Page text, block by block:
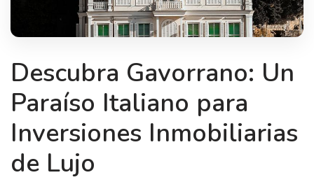
Descubra Gavorrano: Un
Paraíso Italiano para
Inversiones Inmobiliarias
de Lujo